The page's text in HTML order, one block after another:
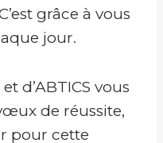
grâce à vous
jour.
d’ABTICS vous
de réussite,
pour cette